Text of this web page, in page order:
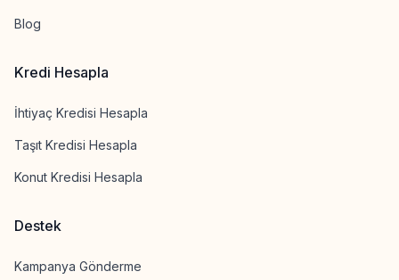
Blog
Kredi Hesapla
İhtiyaç Kredisi Hesapla
Taşıt Kredisi Hesapla
Konut Kredisi Hesapla
Destek
Kampanya Gönderme